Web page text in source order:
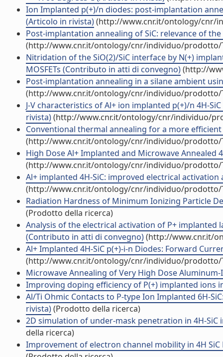
Ion Implanted p(+)/n diodes: post-implantation
(Articolo in rivista)(http://www.cnr.it/ontology/cnr/
Post-implantation annealing of SiC: relevance of
(http://www.cnr.it/ontology/cnr/individuo/prodotto/
Nitridation of the SiO(2)/SiC interface by N(+)
MOSFETs (Contributo in atti di convegno)(http://
Post-implantation annealing in a silane ambient
(http://www.cnr.it/ontology/cnr/individuo/prodotto/
J-V characteristics of Al+ ion implanted p(+)/n 4H-
rivista)(http://www.cnr.it/ontology/cnr/individuo/
Conventional thermal annealing for a more
(http://www.cnr.it/ontology/cnr/individuo/prodotto/
High Dose Al+ Implanted and Microwave Annealed
(http://www.cnr.it/ontology/cnr/individuo/prodotto/
Al+ implanted 4H-SiC: improved electrical
(http://www.cnr.it/ontology/cnr/individuo/prodotto/
Radiation Hardness of Minimum Ionizing Particle
(Prodotto della ricerca)
Analysis of the electrical activation of P+
(Contributo in atti di convegno)(http://www.cnr.it/
Al+ Implanted 4H-SiC p(+)-i-n Diodes: Forward
(http://www.cnr.it/ontology/cnr/individuo/prodotto/
Microwave Annealing of Very High Dose
Improving doping efficiency of P(+) implanted ions
Al/Ti Ohmic Contacts to P-type Ion Implanted 6H-
rivista)(Prodotto della ricerca)
2D simulation of under-mask penetration in 4H-
della ricerca)
Improvement of electron channel mobility in 4H